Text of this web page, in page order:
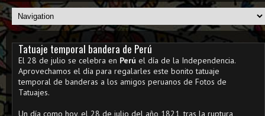
Tatuaje temporal bandera de Perú
El 28 de julio se celebra en Perú el día de la Independencia.
Aprovechamos el día para regalarles este bonito tatuaje
temporal de banderas a los amigos peruanos de Fotos de
Tatuajes.
Un día como hoy, el 28 de julio del año 1821, tras la ruptura